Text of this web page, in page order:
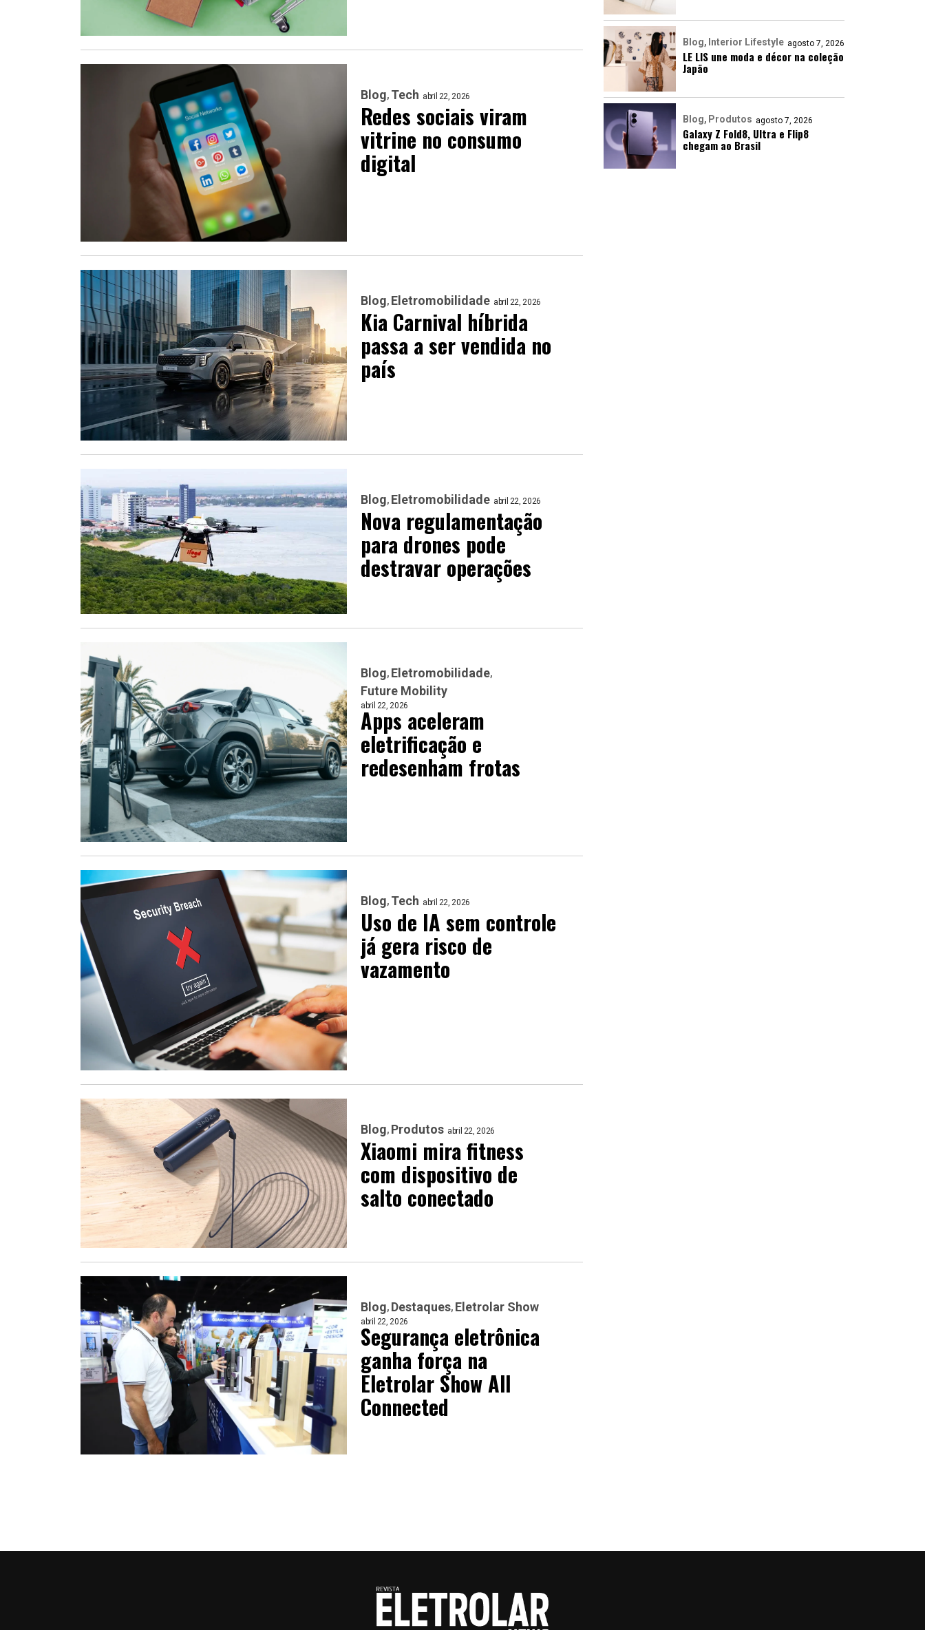
Blog Tech abril 22, 2026
Redes sociais viram
vitrine no consumo
digital
Blog Eletromobilidade abril 22, 2026
Kia Carnival híbrida
passa a ser vendida no
país
Blog Eletromobilidade abril 22, 2026
Nova regulamentação
para drones pode
destravar operações
Blog Eletromobilidade
Future Mobility
abril 22, 2026
Apps aceleram
eletrificação e
redesenham frotas
Blog Tech abril 22, 2026
Uso de IA sem controle
já gera risco de
vazamento
Blog Produtos abril 22, 2026
Xiaomi mira fitness
com dispositivo de
salto conectado
Blog Destaques Eletrolar Show
abril 22, 2026
Segurança eletrônica
ganha força na
Eletrolar Show All
Connected
Blog Interior Lifestyle agosto 7, 2026
LE LIS une moda e décor na coleção
Japão
Blog Produtos agosto 7, 2026
Galaxy Z Fold8, Ultra e Flip8
chegam ao Brasil